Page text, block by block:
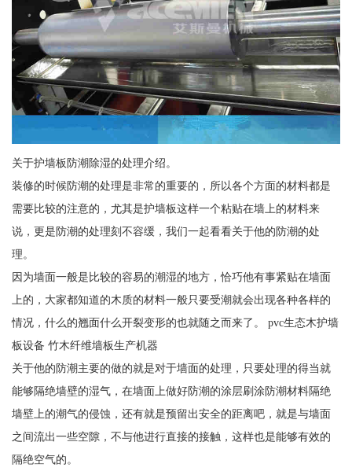
关于护墙板防潮除湿的处理介绍。
装修的时候防潮的处理是非常的重要的，所以各个方面的材料都是
需要比较的注意的，尤其是护墙板这样一个粘贴在墙上的材料来
说，更是防潮的处理刻不容缓，我们一起看看关于他的防潮的处
理。
因为墙面一般是比较的容易的潮湿的地方，恰巧他有事紧贴在墙面
上的，大家都知道的木质的材料一般只要受潮就会出现各种各样的
情况，什么的翘面什么开裂变形的也就随之而来了。 pvc生态木护墙
板设备 竹木纤维墙板生产机器
关于他的防潮主要的做的就是对于墙面的处理，只要处理的得当就
能够隔绝墙壁的湿气，在墙面上做好防潮的涂层刷涂防潮材料隔绝
墙壁上的潮气的侵蚀，还有就是预留出安全的距离吧，就是与墙面
之间流出一些空隙，不与他进行直接的接触，这样也是能够有效的
隔绝空气的。